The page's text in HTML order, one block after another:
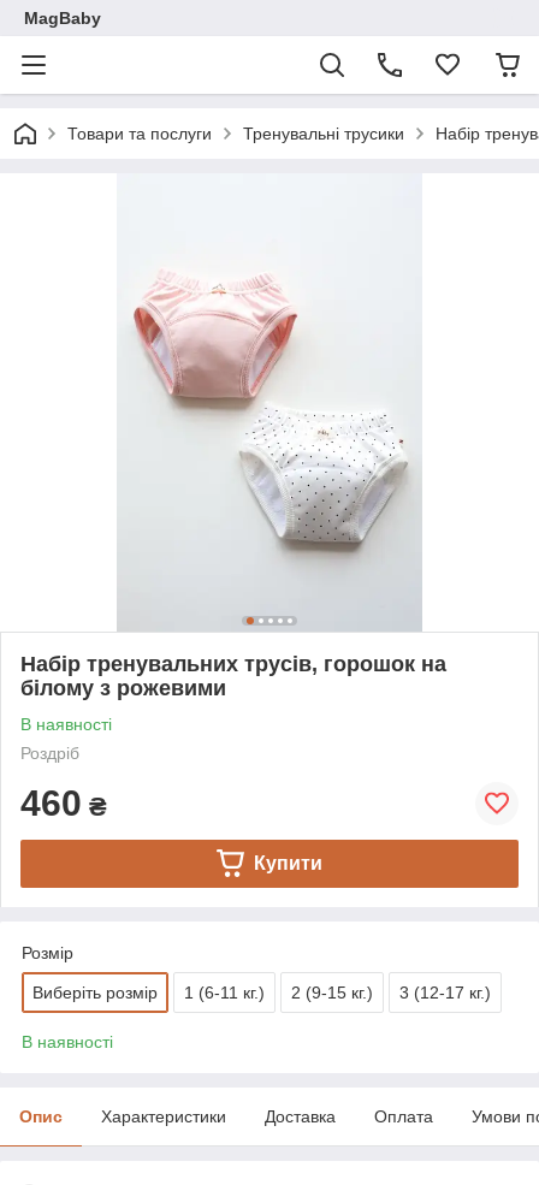
MagBaby
Товари та послуги Тренувальні трусики Набір
Набір тренувальних трусів, горошок на
білому з рожевими
В наявності
Роздріб
460 ₴
Купити
Розмір
Виберіть розмір 1 (6-11 кг.) 2 (9-15 кг.) 3 (12-17 кг.)
В наявності
Опис Характеристики Доставка Оплата Умови